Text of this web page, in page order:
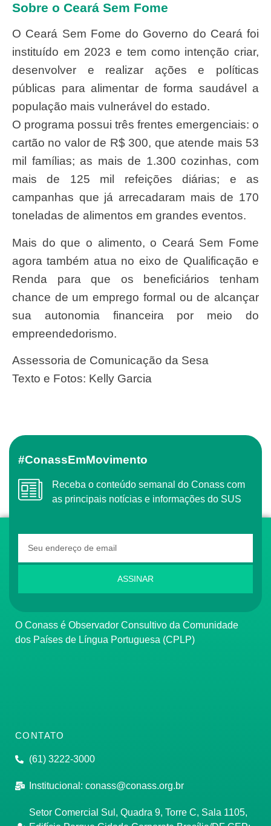
Sobre o Ceará Sem Fome
O Ceará Sem Fome do Governo do Ceará foi
instituído em 2023 e tem como intenção criar,
desenvolver e realizar ações e políticas
públicas para alimentar de forma saudável a
população mais vulnerável do estado.
O programa possui três frentes emergenciais: o
cartão no valor de R$ 300, que atende mais 53
mil famílias; as mais de 1.300 cozinhas, com
mais de 125 mil refeições diárias; e as
campanhas que já arrecadaram mais de 170
toneladas de alimentos em grandes eventos.
Mais do que o alimento, o Ceará Sem Fome
agora também atua no eixo de Qualificação e
Renda para que os beneficiários tenham
chance de um emprego formal ou de alcançar
sua autonomia financeira por meio do
empreendedorismo.
Assessoria de Comunicação da Sesa
Texto e Fotos: Kelly Garcia
#ConassEmMovimento
Receba o conteúdo semanal do Conass com
as principais notícias e informações do SUS
ASSINAR
O Conass é Observador Consultivo da Comunidade
dos Países de Língua Portuguesa (CPLP)
CONTATO
(61) 3222-3000
Institucional: conass@conass.org.br
Setor Comercial Sul, Quadra 9, Torre C, Sala 1105,